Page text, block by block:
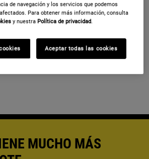
procesamos tus datos
por favor, nuestrapolítica de
MUCHO MÁS
de navegación y los servicios que podemos
Para obtener más información, consulta
y nuestra Política de privacidad.
Aceptar todas las cookies